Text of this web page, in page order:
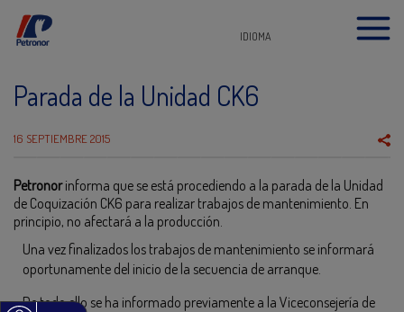
IDIOMA
Parada de la Unidad CK6
16 SEPTIEMBRE 2015
Petronorinforma que se está procediendo a la parada de la Unidad
de Coquización CK6 para realizar trabajos de mantenimiento. En
principio, no afectará a la producción.
Una vez finalizados los trabajos de mantenimiento se informará
oportunamente del inicio de la secuencia de arranque.
De todo ello se ha informado previamente a la Viceconsejería de